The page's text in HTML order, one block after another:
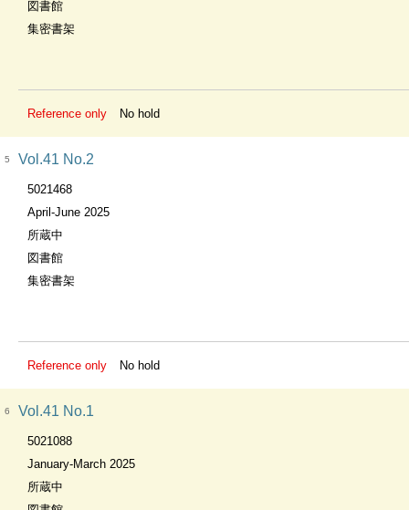
図書館
集密書架
Reference only No hold
5 Vol.41 No.2
5021468
April-June 2025
所蔵中
図書館
集密書架
Reference only No hold
6 Vol.41 No.1
5021088
January-March 2025
所蔵中